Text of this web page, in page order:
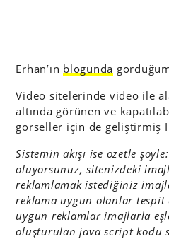
Erhan’ın blogunda
Video sitelerinde video ile
altında görünen ve
görseller için de geliştirmiş
Sistemin akışı ise özetle
oluyorsunuz, sitenizdeki
reklamlamak istediğiniz
reklama uygun olanlar
uygun reklamlar imajlarla
oluşturulan java script kodu